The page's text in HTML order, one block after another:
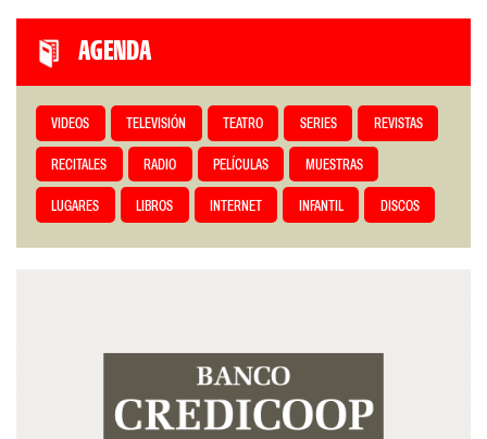
AGENDA
VIDEOS TELEVISIÓN TEATRO SERIES REVISTAS
RECITALES RADIO PELÍCULAS MUESTRAS
LUGARES LIBROS INTERNET INFANTIL DISCOS